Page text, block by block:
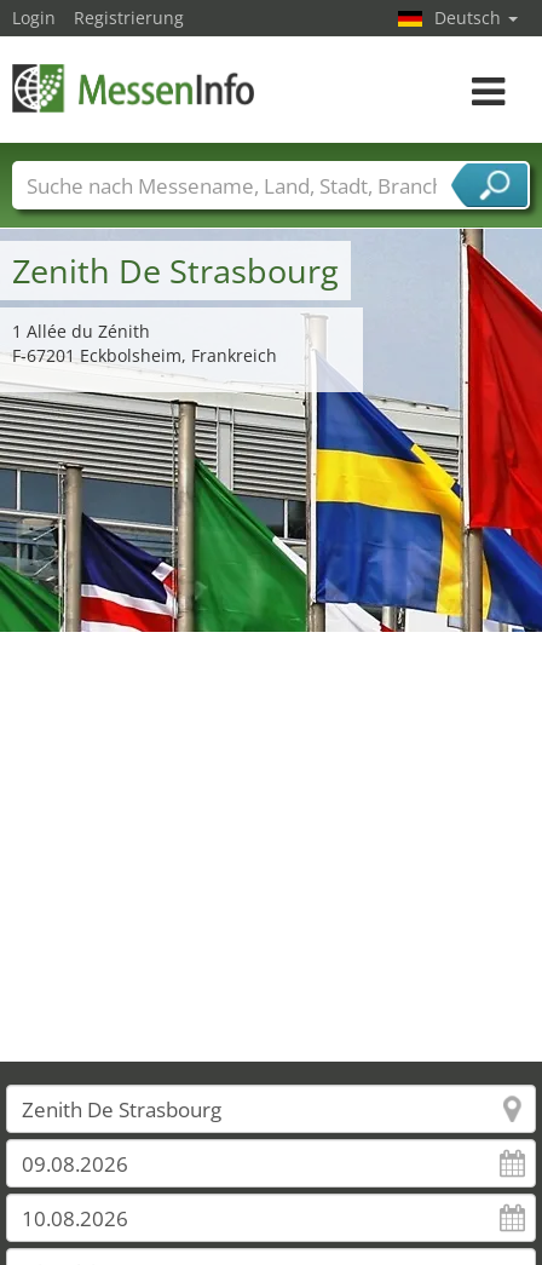
Zenith De Strasbourg
1 Allée du Zénith
F-67201 Eckbolsheim, Frankreich
Login Registrierung Deutsch
Toggle
Messenamen Länder Städte
Branchen
Dienstleisterbranchen